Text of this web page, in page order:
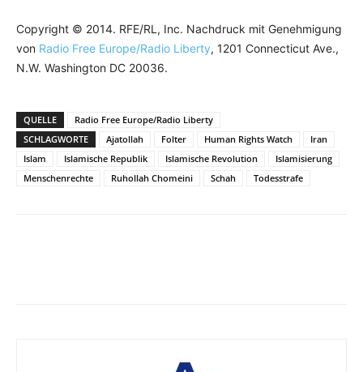
Copyright © 2014. RFE/RL, Inc. Nachdruck mit Genehmigung
von Radio Free Europe/Radio Liberty, 1201 Connecticut Ave.,
N.W. Washington DC 20036.
QUELLE
Radio Free Europe/Radio Liberty
SCHLAGWORTE
Ajatollah Folter Human Rights Watch
Iran
Islam
Islamische Republik Islamische Revolution
Islamisierung
Menschenrechte
Ruhollah Chomeini Schah Todesstrafe